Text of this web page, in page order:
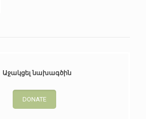
Աջակցել նախագծին
DONATE